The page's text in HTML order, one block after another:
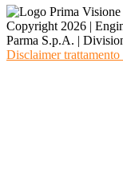
Copyright 2026 |
Parma S.p.A. |
Disclaimer trattamento